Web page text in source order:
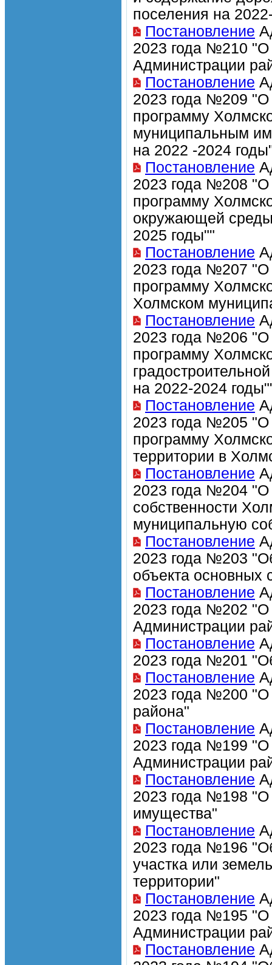
поселения на
Постановление
2023 года №210 "О
Администрации
Постановление
2023 года №209 "О
программу
муниципальным
на 2022 -2024
Постановление
2023 года №208 "О
программу
окружающей среды
2025 годы""
Постановление
2023 года №207 "О
программу
Холмском
Постановление
2023 года №206 "О
программу
на 2022-2024
Постановление
2023 года №205 "О
программу
территории в
Постановление
2023 года №204 "О
собственности
муниципальную
Постановление
2023 года №203
объекта основных
Постановление
2023 года №202 "О
Администрации
Постановление
2023 года №201
Постановление
2023 года №200
района"
Постановление
2023 года №199 "О
Администрации
Постановление
2023 года №198 "О
имущества"
Постановление
2023 года №196
участка или
территории"
Постановление
2023 года №195 "О
Администрации
Постановление